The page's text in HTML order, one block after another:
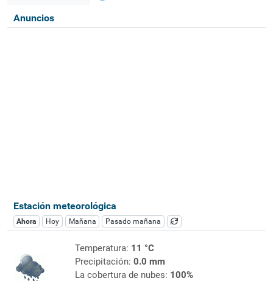
Anuncios
Estación meteorológica
Ahora Hoy Mañana Pasado mañana
Temperatura: 11 °C
Precipitación: 0.0 mm
La cobertura de nubes: 100%